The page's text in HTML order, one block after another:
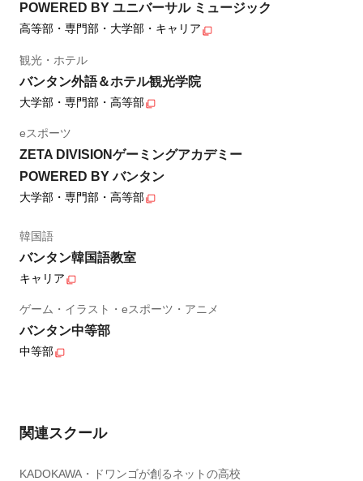
POWERED BY ユニバーサル ミュージック
高等部・専門部・大学部・キャリア
観光・ホテル
バンタン外語＆ホテル観光学院
大学部・専門部・高等部
eスポーツ
ZETA DIVISIONゲーミングアカデミー
POWERED BY バンタン
大学部・専門部・高等部
韓国語
バンタン韓国語教室
キャリア
ゲーム・イラスト・eスポーツ・アニメ
バンタン中等部
中等部
関連スクール
KADOKAWA・ドワンゴが創るネットの高校